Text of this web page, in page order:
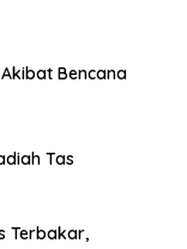
Bencana
Tas
Terbakar,